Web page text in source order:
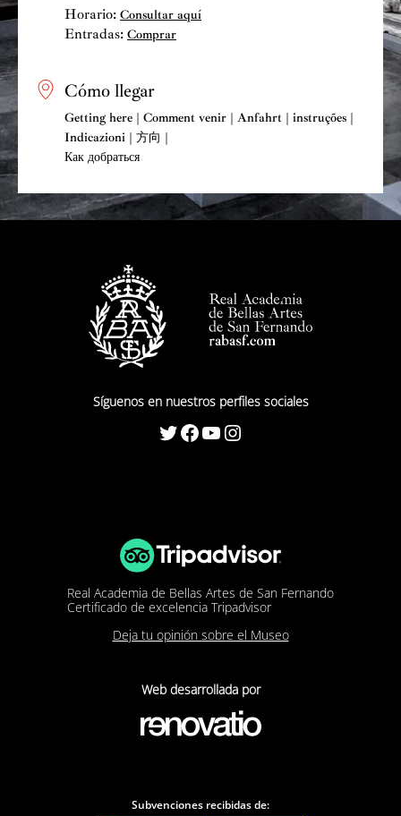
Horario: Consultar aquí
Entradas: Comprar
Cómo llegar
Getting here | Comment venir | Anfahrt | instruções |
Indicazioni | 方向 |
Как добраться
Síguenos en nuestros perfiles sociales
Twitter Facebook YouTube Instagram
Real Academia de Bellas Artes de San Fernando
Certificado de excelencia Tripadvisor
Deja tu opinión sobre el Museo
Web desarrollada por
Subvenciones recibidas de: